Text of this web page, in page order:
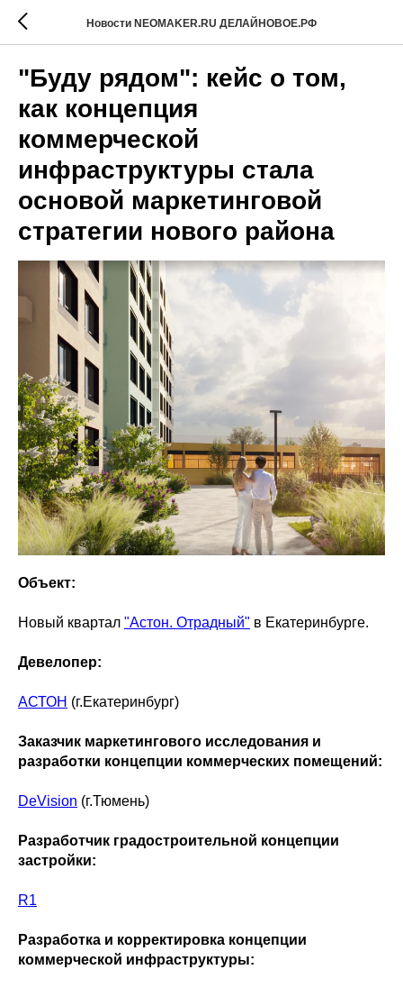
Новости NEOMAKER.RU ДЕЛАЙНОВОЕ.РФ
"Буду рядом": кейс о том,
как концепция
коммерческой
инфраструктуры стала
основой маркетинговой
стратегии нового района
Объект:
Новый квартал "Астон. Отрадный" в Екатеринбурге.
Девелопер:
АСТОН (г.Екатеринбург)
Заказчик маркетингового исследования и
разработки концепции коммерческих помещений:
DeVision (г.Тюмень)
Разработчик градостроительной концепции
застройки:
R1
Разработка и корректировка концепции
коммерческой инфраструктуры: